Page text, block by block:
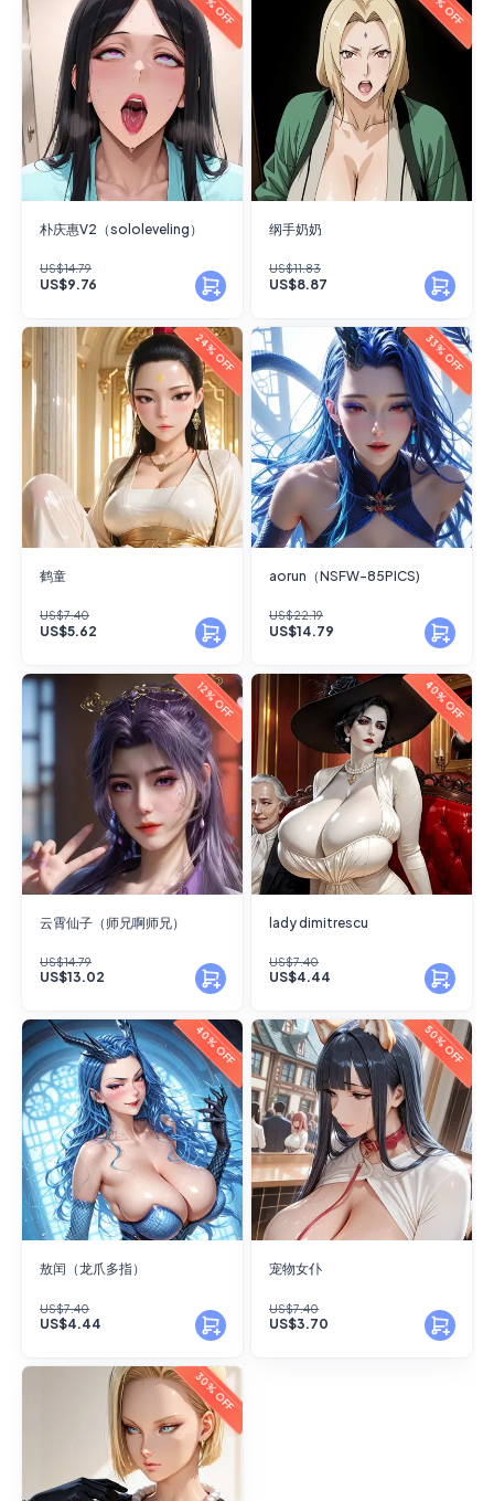
朴庆惠V2（sololeveling）
US$14.79
US$9.76
纲手奶奶
US$11.83
US$8.87
24% OFF
鹤童
US$7.40
US$5.62
33% OFF
aorun（NSFW-85PICS)
US$22.19
US$14.79
12% OFF
云霄仙子（师兄啊师兄）
US$14.79
US$13.02
40% OFF
lady dimitrescu
US$7.40
US$4.44
40% OFF
敖闰（龙爪多指）
US$7.40
US$4.44
50% OFF
宠物女仆
US$7.40
US$3.70
30% OFF